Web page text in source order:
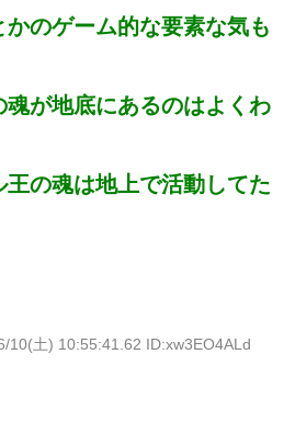
かのゲーム的な要素な気も
が地底にあるのはよくわ
の魂は地上で活動してた
10(土) 10:55:41.62 ID:xw3EO4ALd